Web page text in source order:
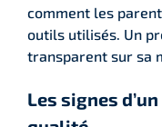
comment les
outils utilisés. Un
transparent sur sa
Les signes